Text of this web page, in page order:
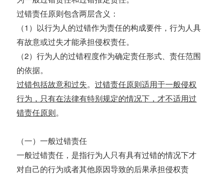
过错责任原则包含两层含义：
（1）以行为人的过错作为责任的构成要件，行为人具
有故意或过失才能承担侵权责任。
（2）行为人的过错程度作为确定责任形式、责任范围
的依据。
过错包括故意和过失。过错责任原则适用于一般侵权
行为，只有在法律有特别规定的情况下，才不适用过
错责任原则。
（一）一般过错责任
一般过错责任，是指行为人只有具有过错的情况下才
对自己的行为或者其他原因导致的后果承担侵权责